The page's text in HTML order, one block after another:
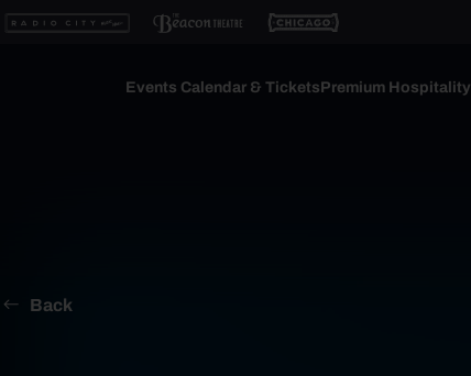
Events Calendar & TicketsPremium Hospitality
Back